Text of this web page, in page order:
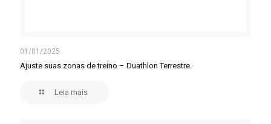
01/01/2025
Ajuste suas zonas de treino – Duathlon Terrestre
Leia mais